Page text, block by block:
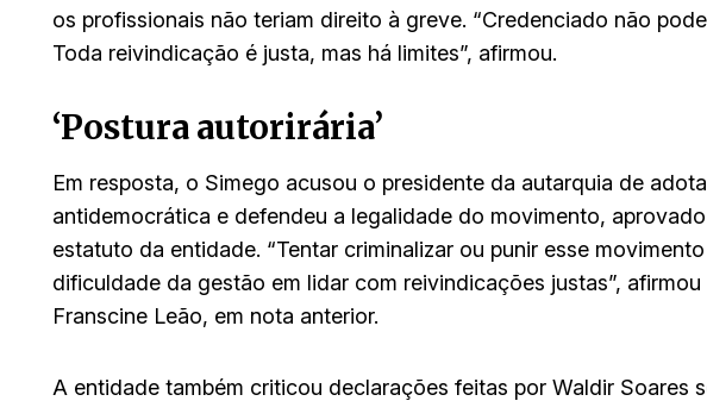
os profissionais não teriam direito à greve. “Credenciado não
Toda reivindicação é justa, mas há limites”, afirmou.
‘Postura autorirária’
Em resposta, o Simego acusou o presidente da autarquia de
antidemocrática e defendeu a legalidade do movimento,
estatuto da entidade. “Tentar criminalizar ou punir esse
dificuldade da gestão em lidar com reivindicações justas”,
Franscine Leão, em nota anterior.
A entidade também criticou declarações feitas por Waldir Soares